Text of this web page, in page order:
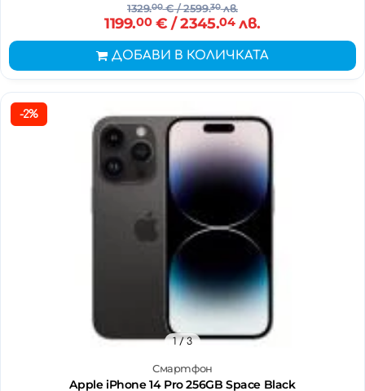
1329.00€/ 2599.30лв.
1199.00€ / 2345.04лв.
ДОБАВИ В КОЛИЧКАТА
-2%
Смартфон
Apple iPhone 14 Pro 256GB Space Black
1/ 3